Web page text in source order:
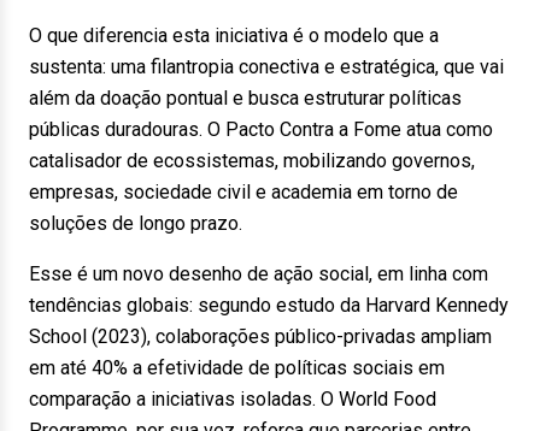
O que diferencia esta iniciativa é o modelo que a
sustenta: uma filantropia conectiva e estratégica, que vai
além da doação pontual e busca estruturar políticas
públicas duradouras. O Pacto Contra a Fome atua como
catalisador de ecossistemas, mobilizando governos,
empresas, sociedade civil e academia em torno de
soluções de longo prazo.
Esse é um novo desenho de ação social, em linha com
tendências globais: segundo estudo da Harvard Kennedy
School (2023), colaborações público-privadas ampliam
em até 40% a efetividade de políticas sociais em
comparação a iniciativas isoladas. O World Food